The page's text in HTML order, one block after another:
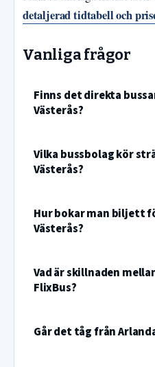
detaljerad tidtabell och
Vanliga frågor
Finns det direkta
Västerås?
Vilka bussbolag kör
Västerås?
Hur bokar man biljett
Västerås?
Vad är skillnaden
FlixBus?
Går det tåg från